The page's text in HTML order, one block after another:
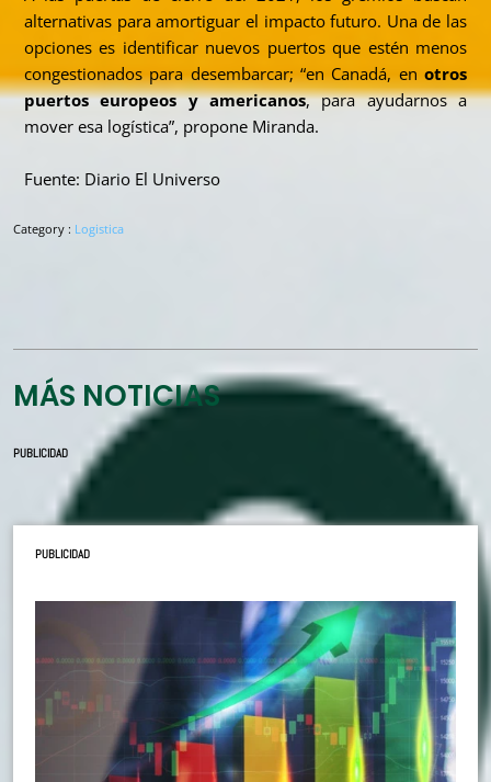
alternativas para amortiguar el impacto futuro. Una de las
opciones es identificar nuevos puertos que estén menos
congestionados para desembarcar; “en Canadá, en otros
puertos europeos y americanos, para ayudarnos a
mover esa logística”, propone Miranda.
Fuente: Diario El Universo
Category : Logistica
MÁS NOTICIAS
PUBLICIDAD
PUBLICIDAD